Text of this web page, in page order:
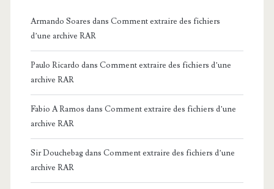
Armando Soares dans Comment extraire des fichiers
d’une archive RAR
Paulo Ricardo dans Comment extraire des fichiers d’une
archive RAR
Fabio A Ramos dans Comment extraire des fichiers d’une
archive RAR
Sir Douchebagdans Comment extraire des fichiers d’une
archive RAR